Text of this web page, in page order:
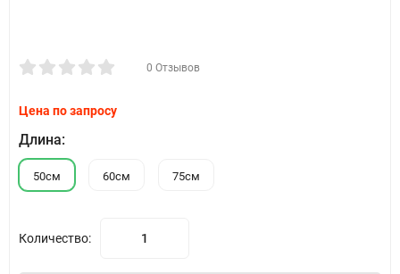
0 Отзывов
Цена по запросу
Длина:
50см 60см 75см
Количество: